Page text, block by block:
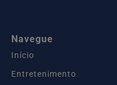
Navegue
Início
Entretenimento